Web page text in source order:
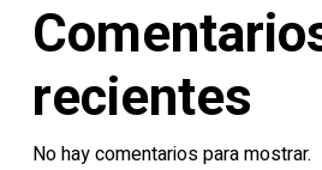
recientes
No hay comentarios para mostrar.